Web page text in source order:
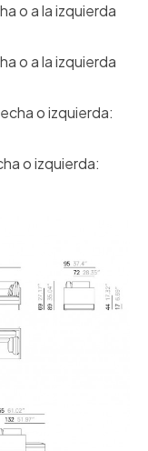
o a la izquierda
o a la izquierda
o izquierda:
o izquierda: